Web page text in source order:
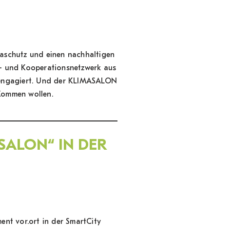
und einen nachhaltigen
und Kooperationsnetzwerk aus
Und der KLIMASALON
wollen.
IN DER
vor.ort in der SmartCity